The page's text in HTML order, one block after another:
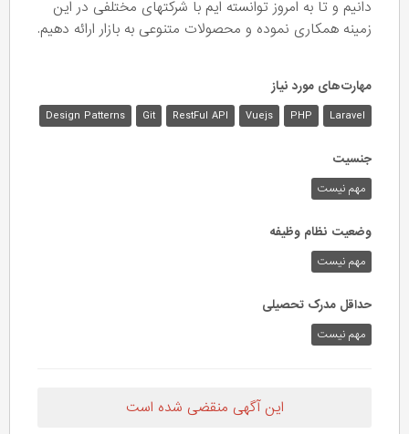
دانیم و تا به امروز توانسته ایم با شرکتهای مختلفی در این
زمینه همکاری نموده و محصولات متنوعی به بازار ارائه دهیم.
مهارت‌های مورد نیاز
Laravel
PHP
Vuejs
RestFul API
Git
Design Patterns
جنسیت
مهم نیست
وضعیت نظام وظیفه
مهم‌ نیست
حداقل مدرک تحصیلی
مهم نیست
این آگهی منقضی شده است